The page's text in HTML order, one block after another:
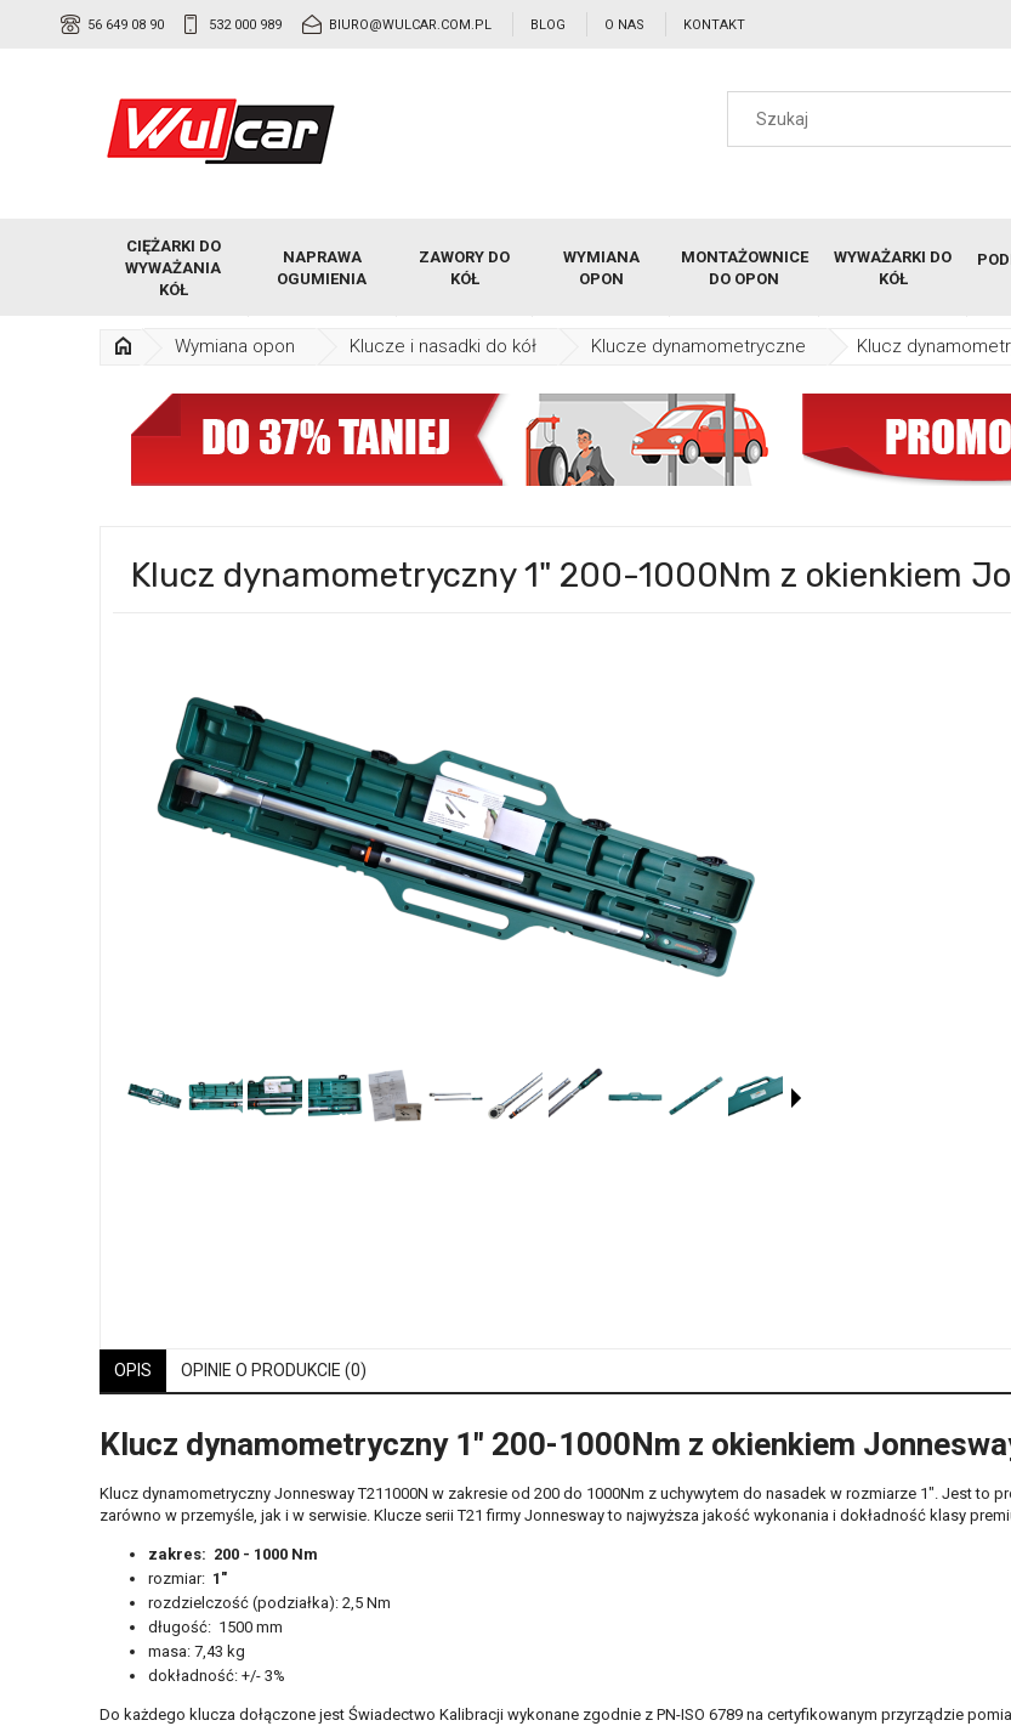
56 649 08 90 532 000 989 BIURO@WULCAR.COM.PL BLOG O NAS KONTAKT
CIĘŻARKI DO
WYWAŻANIA
KÓŁ
NAPRAWA
OGUMIENIA
ZAWORY DO
KÓŁ
WYMIANA
OPON
MONTAŻOWNICE
DO OPON
WYWAŻARKI DO
KÓŁ
Wymiana opon Klucze i nasadki do kół Klucze dynamometryczne Klucz
Klucz dynamometryczny 1" 200-1000Nm z okienkiem
OPIS OPINIE O PRODUKCIE (0)
Klucz dynamometryczny 1" 200-1000Nm z okienkiem
Klucz dynamometryczny Jonnesway T211000N w zakresie od 200 do 1000Nm z uchywytem do nasadek w rozmiarze 1". Jest to
zarówno w przemyśle, jak i w serwisie. Klucze serii T21 firmy Jonnesway to najwyższa jakość wykonania i dokładność klasy
zakres: 200 - 1000 Nm
rozmiar: 1"
rozdzielczość (podziałka): 2,5 Nm
długość: 1500 mm
masa: 7,43 kg
dokładność: +/- 3%
Do każdego klucza dołączone jest Świadectwo Kalibracji wykonane zgodnie z PN-ISO 6789 na certyfikowanym przyrządzie